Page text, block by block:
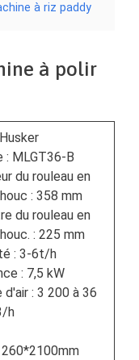
à riz paddy
à polir
: MLGT36-B
du rouleau en
: 358 mm
du rouleau en
: 225 mm
: 3-6t/h
: 7,5 kW
d'air : 3 200 à 36
h